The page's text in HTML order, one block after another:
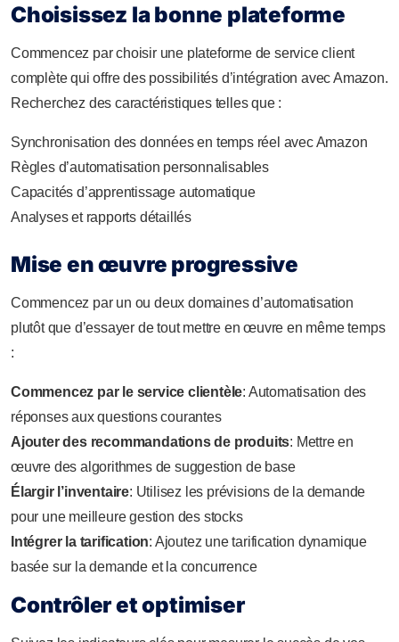
Choisissez la bonne plateforme
Commencez par choisir une plateforme de service client
complète qui offre des possibilités d’intégration avec Amazon.
Recherchez des caractéristiques telles que :
Synchronisation des données en temps réel avec Amazon
Règles d’automatisation personnalisables
Capacités d’apprentissage automatique
Analyses et rapports détaillés
Mise en œuvre progressive
Commencez par un ou deux domaines d’automatisation
plutôt que d’essayer de tout mettre en œuvre en même temps
:
Commencez par le service clientèle: Automatisation des
réponses aux questions courantes
Ajouter des recommandations de produits: Mettre en
œuvre des algorithmes de suggestion de base
Élargir l’inventaire: Utilisez les prévisions de la demande
pour une meilleure gestion des stocks
Intégrer la tarification: Ajoutez une tarification dynamique
basée sur la demande et la concurrence
Contrôler et optimiser